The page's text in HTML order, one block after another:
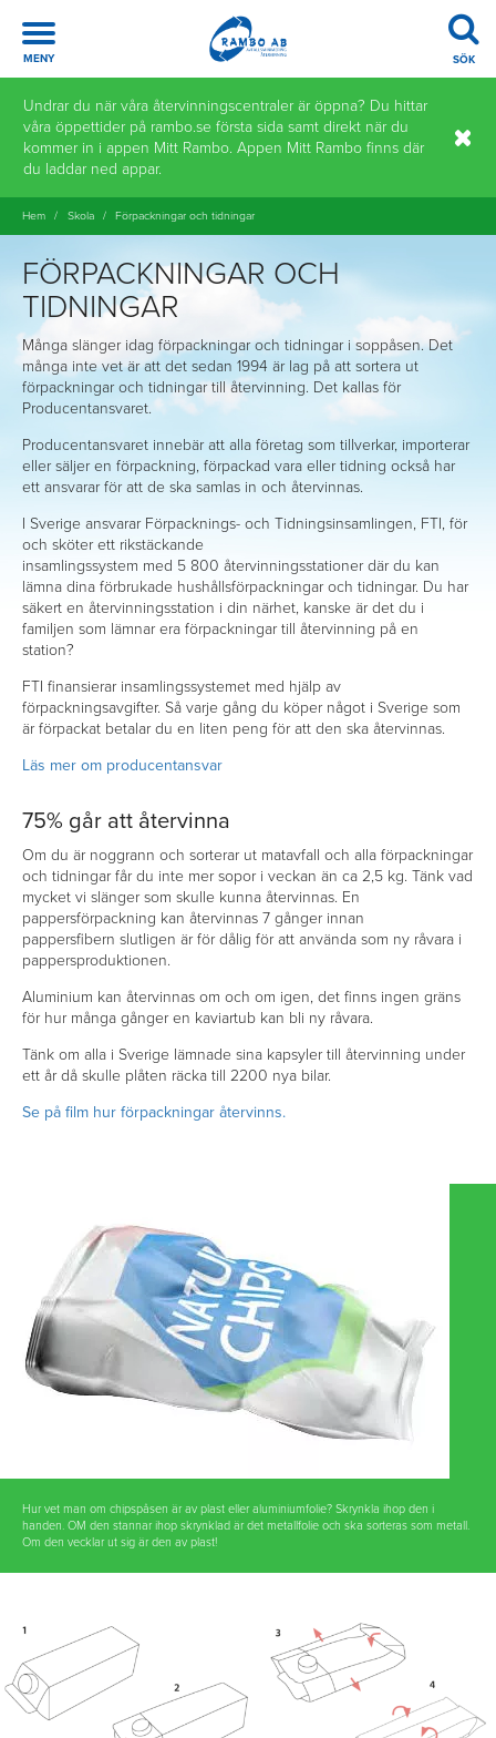
innehåll
Undrar du när våra återvinningscentraler är öppna? Du hittar
våra öppettider på rambo.se första sida samt direkt när du
kommer in i appen Mitt Rambo. Appen Mitt Rambo finns där
du laddar ned appar.
Meny
MENY SÖK
Hem / Skola / Förpackningar och tidningar
FÖRPACKNINGAR OCH
TIDNINGAR
Många slänger idag förpackningar och tidningar i soppåsen. Det
många inte vet är att det sedan 1994 är lag på att sortera ut
förpackningar och tidningar till återvinning. Det kallas för
Producentansvaret.
Producentansvaret innebär att alla företag som tillverkar, importerar
eller säljer en förpackning, förpackad vara eller tidning också har
ett ansvarar för att de ska samlas in och återvinnas.
I Sverige ansvarar Förpacknings- och Tidningsinsamlingen, FTI, för
och sköter ett rikstäckande
insamlingssystem med 5 800 återvinningsstationer där du kan
lämna dina förbrukade hushållsförpackningar och tidningar. Du har
säkert en återvinningsstation i din närhet, kanske är det du i
familjen som lämnar era förpackningar till återvinning på en
station?
FTI finansierar insamlingssystemet med hjälp av
förpackningsavgifter. Så varje gång du köper något i Sverige som
är förpackat betalar du en liten peng för att den ska återvinnas.
Läs mer om producentansvar
75% går att återvinna
Om du är noggrann och sorterar ut matavfall och alla förpackningar
och tidningar får du inte mer sopor i veckan än ca 2,5 kg. Tänk vad
mycket vi slänger som skulle kunna återvinnas. En
pappersförpackning kan återvinnas 7 gånger innan
pappersfibern slutligen är för dålig för att använda som ny råvara i
pappersproduktionen.
Aluminium kan återvinnas om och om igen, det finns ingen gräns
för hur många gånger en kaviartub kan bli ny råvara.
Tänk om alla i Sverige lämnade sina kapsyler till återvinning under
ett år då skulle plåten räcka till 2200 nya bilar.
Se på film hur förpackningar återvinns.
Hur vet man om chipspåsen är av plast eller aluminiumfolie? Skrynkla ihop den i
handen. OM den stannar ihop skrynklad är det metallfolie och ska sorteras som metall.
Om den vecklar ut sig är den av plast!